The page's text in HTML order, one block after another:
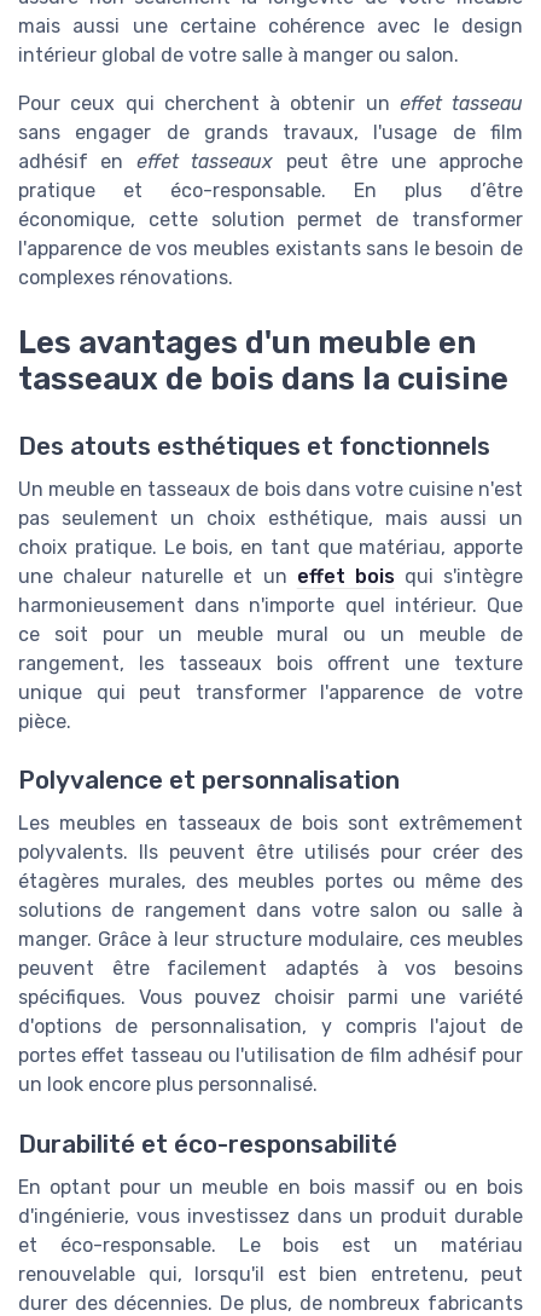
mais aussi une certaine cohérence avec le design
intérieur global de votre salle à manger ou salon.
Pour ceux qui cherchent à obtenir un effet tasseau
sans engager de grands travaux, l'usage de film
adhésif en effet tasseaux peut être une approche
pratique et éco-responsable. En plus d’être
économique, cette solution permet de transformer
l'apparence de vos meubles existants sans le besoin de
complexes rénovations.
Les avantages d'un meuble en
tasseaux de bois dans la cuisine
Des atouts esthétiques et fonctionnels
Un meuble en tasseaux de bois dans votre cuisine n'est
pas seulement un choix esthétique, mais aussi un
choix pratique. Le bois, en tant que matériau, apporte
une chaleur naturelle et un effet boisqui s'intègre
harmonieusement dans n'importe quel intérieur. Que
ce soit pour un meuble mural ou un meuble de
rangement, les tasseaux bois offrent une texture
unique qui peut transformer l'apparence de votre
pièce.
Polyvalence et personnalisation
Les meubles en tasseaux de bois sont extrêmement
polyvalents. Ils peuvent être utilisés pour créer des
étagères murales, des meubles portes ou même des
solutions de rangement dans votre salon ou salle à
manger. Grâce à leur structure modulaire, ces meubles
peuvent être facilement adaptés à vos besoins
spécifiques. Vous pouvez choisir parmi une variété
d'options de personnalisation, y compris l'ajout de
portes effet tasseau ou l'utilisation de film adhésif pour
un look encore plus personnalisé.
Durabilité et éco-responsabilité
En optant pour un meuble en bois massif ou en bois
d'ingénierie, vous investissez dans un produit durable
et éco-responsable. Le bois est un matériau
renouvelable qui, lorsqu'il est bien entretenu, peut
durer des décennies. De plus, de nombreux fabricants